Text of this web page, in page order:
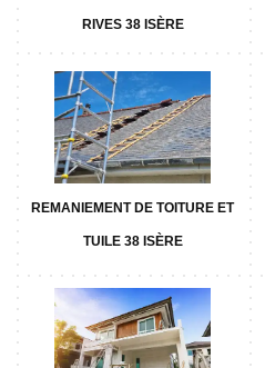
RIVES 38 ISÈRE
REMANIEMENT DE TOITURE ET
TUILE 38 ISÈRE